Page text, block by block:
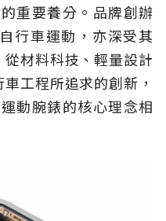
重要養分。品牌創辦
行車運動，亦深受其
材料科技、輕量設計
工程所追求的創新，
動腕錶的核心理念相